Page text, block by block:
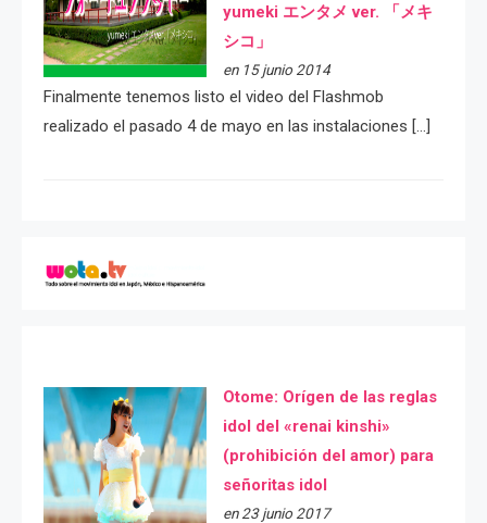
yumeki エンタメ ver. 「メキ
シコ」
en 15 junio 2014
Finalmente tenemos listo el video del Flashmob
realizado el pasado 4 de mayo en las instalaciones […]
Otome: Orígen de las reglas
idol del «renai kinshi»
(prohibición del amor) para
señoritas idol
en 23 junio 2017